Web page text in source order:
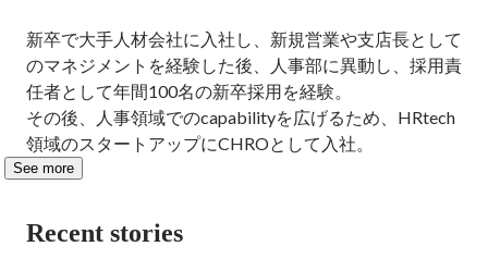
新卒で大手人材会社に入社し、新規営業や支店長として
のマネジメントを経験した後、人事部に異動し、採用責
任者として年間100名の新卒採用を経験。
その後、人事領域でのcapabilityを広げるため、HRtech
領域のスタートアップにCHROとして入社。
See more
Recent stories